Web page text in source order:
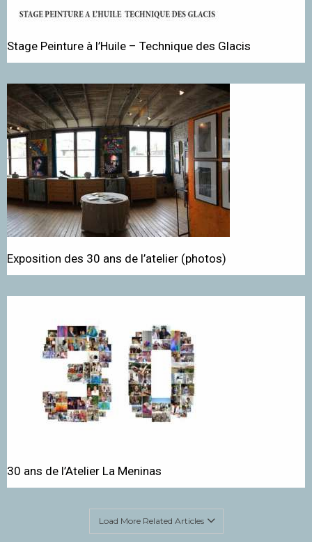
Stage Peinture à l’Huile – Technique des Glacis
Exposition des 30 ans de l’atelier (photos)
30 ans de l’Atelier La Meninas
Load More Related Articles